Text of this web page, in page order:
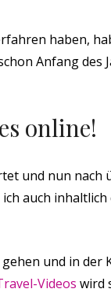
haben,
Anfang des
online!
und nun nach
auch
gehen und in der
Videos wird